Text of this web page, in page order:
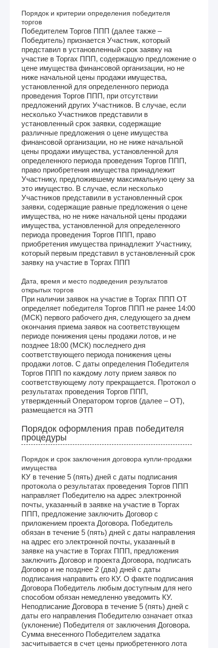
Порядок и критерии определения победителя
торгов
Победителем Торгов ППП (далее также –
Победитель) признается Участник, который
представил в установленный срок заявку на
участие в Торгах ППП, содержащую предложение о
цене имущества финансовой организации, но не
ниже начальной цены продажи имущества,
установленной для определенного периода
проведения Торгов ППП, при отсутствии
предложений других Участников. В случае, если
несколько Участников представили в
установленный срок заявки, содержащие
различные предложения о цене имущества
финансовой организации, но не ниже начальной
цены продажи имущества, установленной для
определенного периода проведения Торгов ППП,
право приобретения имущества принадлежит
Участнику, предложившему максимальную цену за
это имущество. В случае, если несколько
Участников представили в установленный срок
заявки, содержащие равные предложения о цене
имущества, но не ниже начальной цены продажи
имущества, установленной для определенного
периода проведения Торгов ППП, право
приобретения имущества принадлежит Участнику,
который первым представил в установленный срок
заявку на участие в Торгах ППП
Дата, время и место подведения результатов
открытых торгов
При наличии заявок на участие в Торгах ППП ОТ
определяет победителя Торгов ППП не ранее 14:00
(МСК) первого рабочего дня, следующего за днем
окончания приема заявок на соответствующем
периоде понижения цены продажи лотов, и не
позднее 18:00 (МСК) последнего дня
соответствующего периода понижения цены
продажи лотов. С даты определения Победителя
Торгов ППП по каждому лоту прием заявок по
соответствующему лоту прекращается. Протокол о
результатах проведения Торгов ППП,
утвержденный Оператором торгов (далее – ОТ),
размещается на ЭТП
Порядок оформления прав победителя
процедуры
Порядок и срок заключения договора купли-продажи
имущества
КУ в течение 5 (пять) дней с даты подписания
протокола о результатах проведения Торгов ППП
направляет Победителю на адрес электронной
почты, указанный в заявке на участие в Торгах
ППП, предложение заключить Договор с
приложением проекта Договора. Победитель
обязан в течение 5 (пять) дней с даты направления
на адрес его электронной почты, указанный в
заявке на участие в Торгах ППП, предложения
заключить Договор и проекта Договора, подписать
Договор и не позднее 2 (два) дней с даты
подписания направить его КУ. О факте подписания
Договора Победитель любым доступным для него
способом обязан немедленно уведомить КУ.
Неподписание Договора в течение 5 (пять) дней с
даты его направления Победителю означает отказ
(уклонение) Победителя от заключения Договора.
Сумма внесенного Победителем задатка
засчитывается в счет цены приобретенного лота